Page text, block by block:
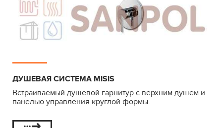
ДУШЕВАЯ СИСТЕМА MISIS
Встраиваемый душевой гарнитур с верхним душем и
панелью управления круглой формы.